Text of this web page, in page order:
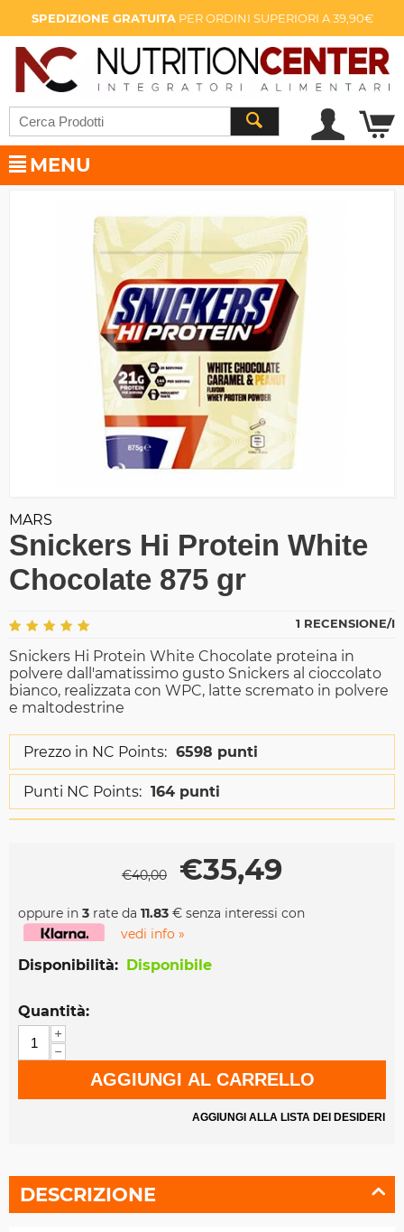
SPEDIZIONE GRATUITAPER ORDINI SUPERIORI A 39,90€
MENU
MARS
Snickers Hi Protein White
Chocolate 875 gr
1 RECENSIONE/I
Snickers Hi Protein White Chocolate proteina in
polvere dall'amatissimo gusto Snickers al cioccolato
bianco, realizzata con WPC, latte scremato in polvere
e maltodestrine
Prezzo in NC Points: 6598 punti
Punti NC Points: 164 punti
€40,00 €35,49
oppure in 3 rate da 11.83 € senza interessi con
vedi info »
Disponibilità: Disponibile
Quantità:
+
−
AGGIUNGI AL CARRELLO
AGGIUNGI ALLA LISTA DEI DESIDERI
DESCRIZIONE